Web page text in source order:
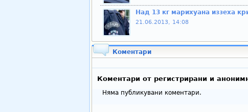
Над 13 кг марихуана иззеха
21.06.2013, 14:08
Коментари
Коментари от регистрирани и
Няма публикувани коментари.